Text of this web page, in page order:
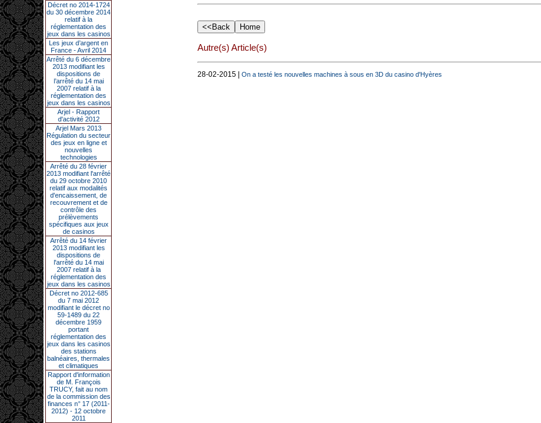
Décret no 2014-1724
du 30 décembre 2014
relatif à la
réglementation des
jeux dans les casinos
Les jeux d’argent en
France - Avril 2014
Arrêté du 6 décembre
2013 modifiant les
dispositions de
l’arrêté du 14 mai
2007 relatif à la
réglementation des
jeux dans les casinos
Arjel - Rapport
d'activité 2012
Arjel Mars 2013
Régulation du secteur
des jeux en ligne et
nouvelles
technologies
Arrêté du 28 février
2013 modifiant l'arrêté
du 29 octobre 2010
relatif aux modalités
d'encaissement, de
recouvrement et de
contrôle des
prélèvements
spécifiques aux jeux
de casinos
Arrêté du 14 février
2013 modifiant les
dispositions de
l'arrêté du 14 mai
2007 relatif à la
réglementation des
jeux dans les casinos
Décret no 2012-685
du 7 mai 2012
modifiant le décret no
59-1489 du 22
décembre 1959
portant
réglementation des
jeux dans les casinos
des stations
balnéaires, thermales
et climatiques
Rapport d'information
de M. François
TRUCY, fait au nom
de la commission des
finances n° 17 (2011-
2012) - 12 octobre
2011
Autre(s) Article(s)
28-02-2015 | On a testé les nouvelles machines à sous en 3D du casino d'Hyères